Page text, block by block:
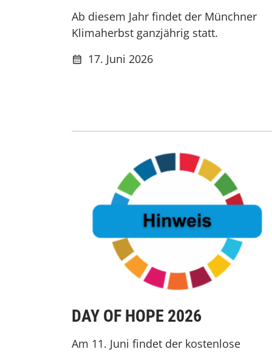
17. Juni 2026
Ab diesem Jahr findet der Münchner
Klimaherbst ganzjährig statt.
DAY OF HOPE 2026
Am 11. Juni findet der kostenlose